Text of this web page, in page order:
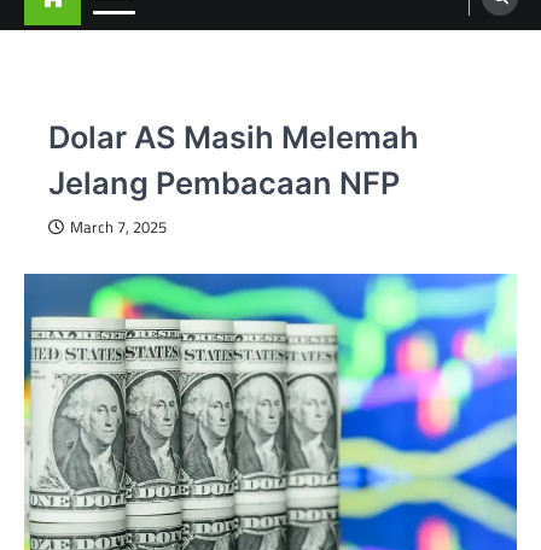
Dolar AS Masih Melemah
Jelang Pembacaan NFP
March 7, 2025